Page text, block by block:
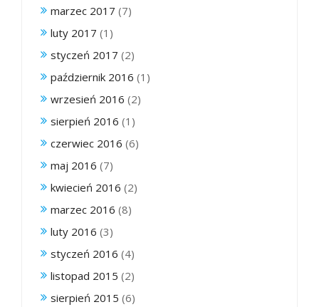
marzec 2017 (7)
luty 2017 (1)
styczeń 2017 (2)
październik 2016 (1)
wrzesień 2016 (2)
sierpień 2016 (1)
czerwiec 2016 (6)
maj 2016 (7)
kwiecień 2016 (2)
marzec 2016 (8)
luty 2016 (3)
styczeń 2016 (4)
listopad 2015 (2)
sierpień 2015 (6)